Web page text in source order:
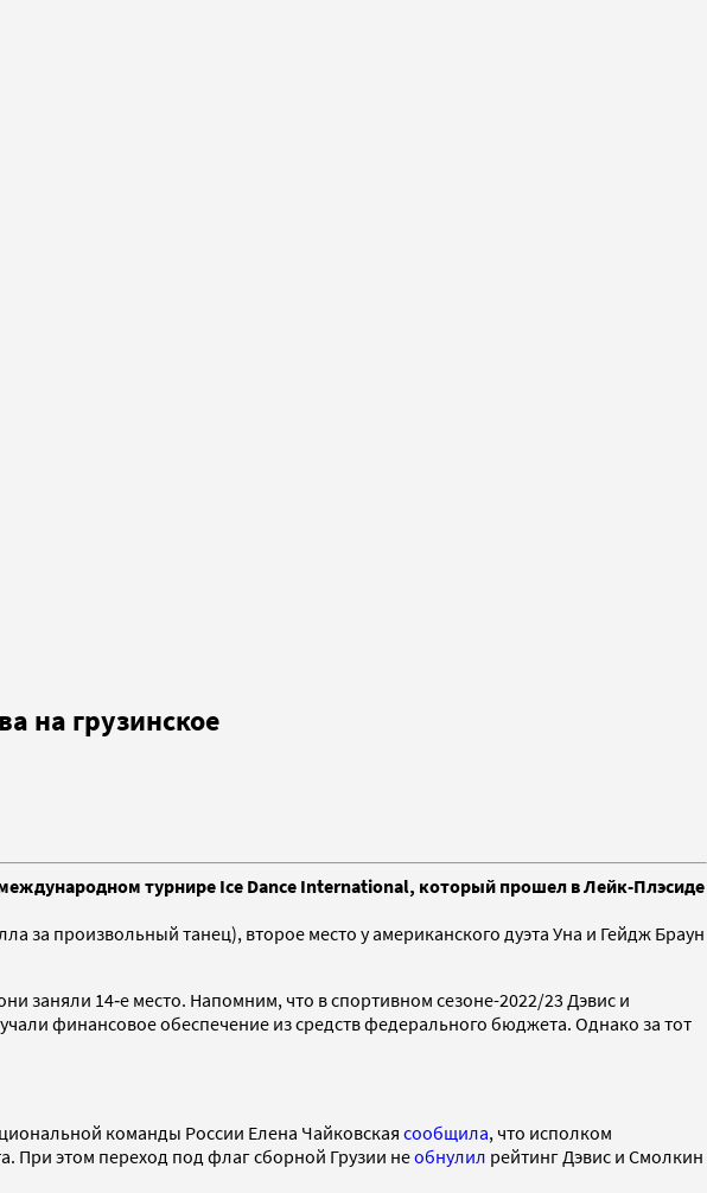
на грузинское
турнире Ice Dance International, который прошел в Лейк-Плэсиде
за произвольный танец), второе место у американского дуэта Уна и Гейдж Браун
заняли 14‑е место. Напомним, что в спортивном сезоне-2022/23 Дэвис и
финансовое обеспечение из средств федерального бюджета. Однако за тот
команды России Елена Чайковская сообщила, что исполком
При этом переход под флаг сборной Грузии необнулил рейтинг Дэвис и Смолкин